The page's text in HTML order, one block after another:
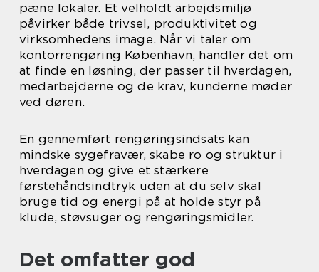
pæne lokaler. Et velholdt arbejdsmiljø
påvirker både trivsel, produktivitet og
virksomhedens image. Når vi taler om
kontorrengøring København, handler det om
at finde en løsning, der passer til hverdagen,
medarbejderne og de krav, kunderne møder
ved døren.
En gennemført rengøringsindsats kan
mindske sygefravær, skabe ro og struktur i
hverdagen og give et stærkere
førstehåndsindtryk uden at du selv skal
bruge tid og energi på at holde styr på
klude, støvsuger og rengøringsmidler.
Det omfatter god